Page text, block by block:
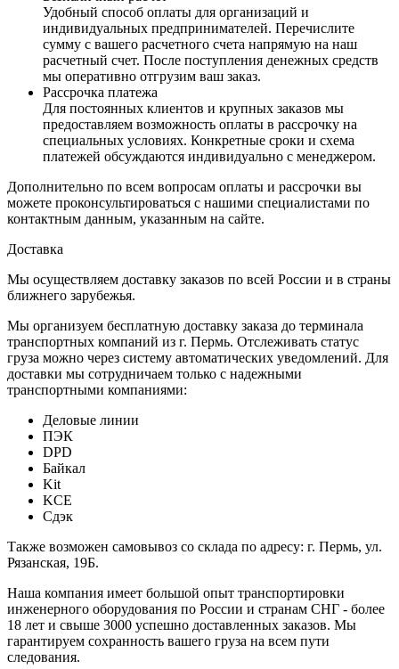
Удобный способ оплаты для организаций и
индивидуальных предпринимателей. Перечислите
сумму с вашего расчетного счета напрямую на наш
расчетный счет. После поступления денежных средств
мы оперативно отгрузим ваш заказ.
Рассрочка платежа
Для постоянных клиентов и крупных заказов мы
предоставляем возможность оплаты в рассрочку на
специальных условиях. Конкретные сроки и схема
платежей обсуждаются индивидуально с менеджером.
Дополнительно по всем вопросам оплаты и рассрочки вы
можете проконсультироваться с нашими специалистами по
контактным данным, указанным на сайте.
Доставка
Мы осуществляем доставку заказов по всей России и в страны
ближнего зарубежья.
Мы организуем бесплатную доставку заказа до терминала
транспортных компаний из г. Пермь. Отслеживать статус
груза можно через систему автоматических уведомлений. Для
доставки мы сотрудничаем только с надежными
транспортными компаниями:
Деловые линии
ПЭК
DPD
Байкал
Kit
KCE
Сдэк
Также возможен самовывоз со склада по адресу: г. Пермь, ул.
Рязанская, 19Б.
Наша компания имеет большой опыт транспортировки
инженерного оборудования по России и странам СНГ - более
18 лет и свыше 3000 успешно доставленных заказов. Мы
гарантируем сохранность вашего груза на всем пути
следования.